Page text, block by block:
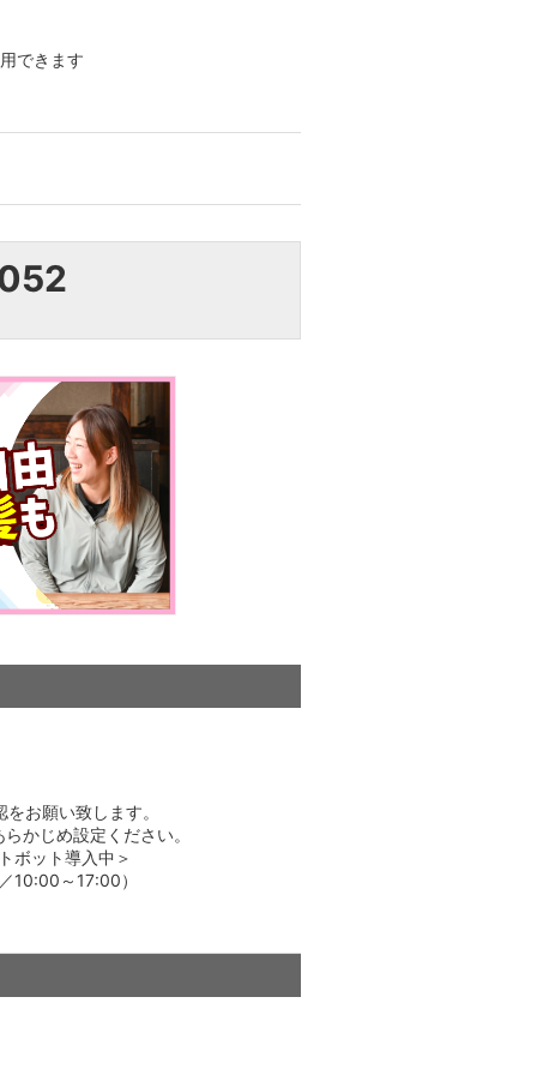
できます
お願い致します。
かじめ設定ください。
ボット導入中＞
10:00～17:00）